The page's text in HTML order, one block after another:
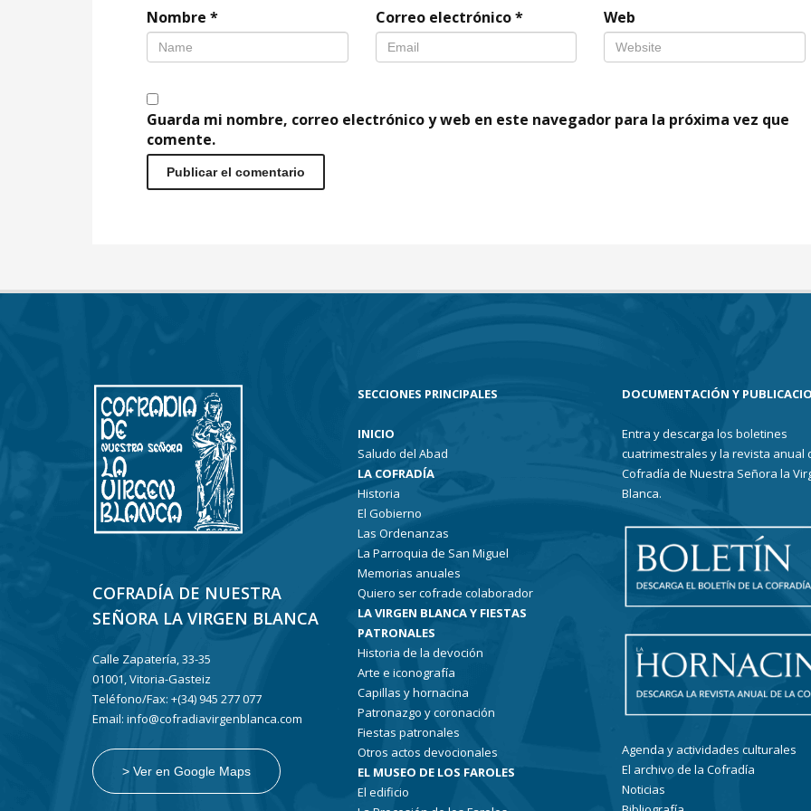
Nombre * Correo electrónico* Web
Guarda mi nombre, correo electrónico y web en este navegador para la próxima vez que
comente.
COFRADÍA DE NUESTRA
SEÑORA LA VIRGEN BLANCA
Calle Zapatería, 33-35
01001, Vitoria-Gasteiz
Teléfono/Fax: +(34) 945 277 077
Email: info@cofradiavirgenblanca.com
> Ver en Google Maps
SECCIONES PRINCIPALES
INICIO
Saludo del Abad
LA COFRADÍA
Historia
El Gobierno
Las Ordenanzas
La Parroquia de San Miguel
Memorias anuales
Quiero ser cofrade colaborador
LA VIRGEN BLANCA Y FIESTAS
PATRONALES
Historia de la devoción
Arte e iconografía
Capillas y hornacina
Patronazgo y coronación
Fiestas patronales
Otros actos devocionales
EL MUSEO DE LOS FAROLES
El edificio
DOCUMENTACIÓN Y
Entra y descarga los boletines
cuatrimestrales y la revista anual
Cofradía de Nuestra Señora la
Blanca.
Agenda y actividades culturales
El archivo de la Cofradía
Noticias